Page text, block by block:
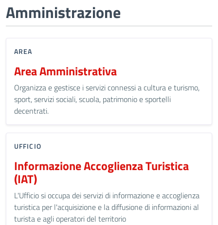
Amministrazione
AREA
Area Amministrativa
Organizza e gestisce i servizi connessi a cultura e turismo,
sport, servizi sociali, scuola, patrimonio e sportelli
decentrati.
UFFICIO
Informazione Accoglienza Turistica
(IAT)
L'Ufficio si occupa dei servizi di informazione e accoglienza
turistica per l'acquisizione e la diffusione di informazioni al
turista e agli operatori del territorio